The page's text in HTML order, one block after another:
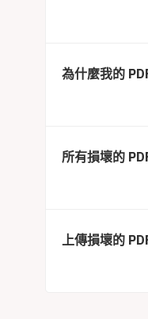
為什麼我的
所有損壞的
上傳損壞的